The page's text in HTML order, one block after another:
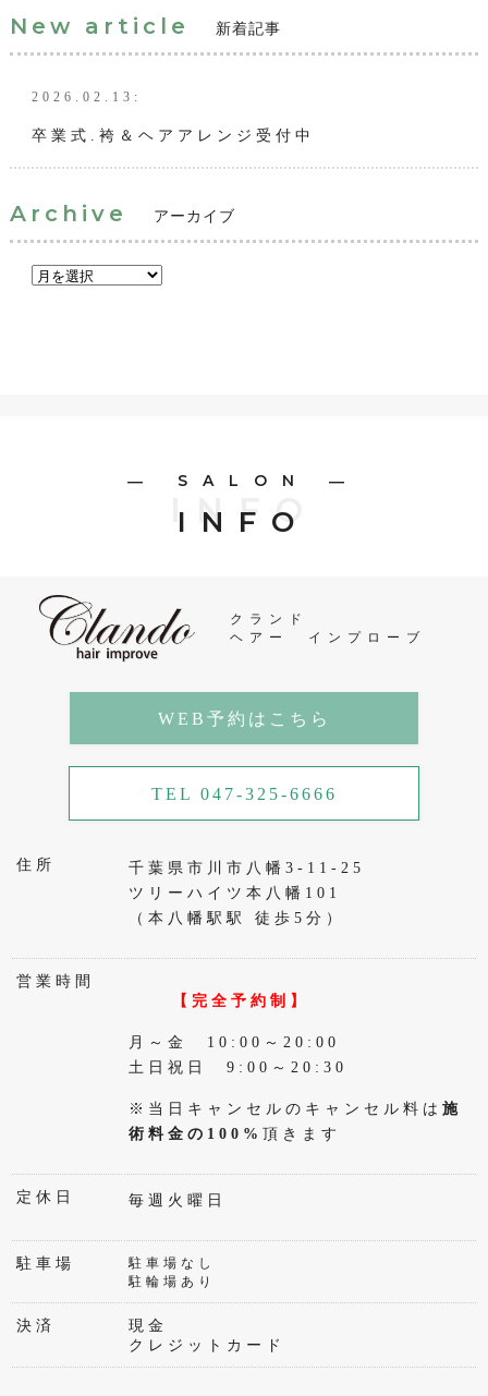
New article 新着記事
2026.02.13:
卒業式.袴＆ヘアアレンジ受付中
Archive アーカイブ
― SALON ―
INFO
INFO
クランド
ヘアー インプローブ
WEB予約はこちら
TEL 047-325-6666
住所
千葉県市川市八幡3-11-25
ツリーハイツ本八幡101
（本八幡駅駅 徒歩5分）
営業時間
【完全予約制】
月～金 10:00～20:00
土日祝日 9:00～20:30
※当日キャンセルのキャンセル料は施
術料金の100%頂きます
定休日 毎週火曜日
駐車場
駐車場なし
駐輪場あり
決済
現金
クレジットカード